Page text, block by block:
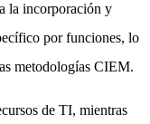
la incorporación y
por funciones, lo
metodologías CIEM.
de TI, mientras